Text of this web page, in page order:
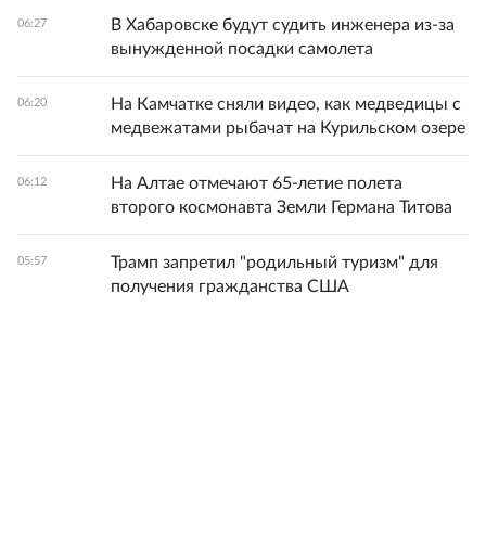
06:27
В Хабаровске будут судить инженера из-за
вынужденной посадки самолета
06:20
На Камчатке сняли видео, как медведицы с
медвежатами рыбачат на Курильском озере
06:12
На Алтае отмечают 65-летие полета
второго космонавта Земли Германа Титова
05:57
Трамп запретил "родильный туризм" для
получения гражданства США